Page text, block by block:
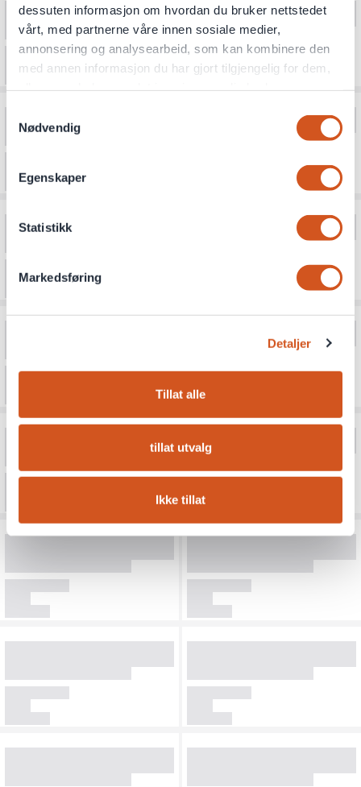
dessuten informasjon om hvordan du bruker nettstedet
vårt, med partnerne våre innen sosiale medier,
annonsering og analysearbeid, som kan kombinere den
med annen informasjon du har gjort tilgjengelig for dem,
Nødvendig
Egenskaper
Statistikk
Markedsføring
Detaljer
Tillat alle
tillat utvalg
Ikke tillat